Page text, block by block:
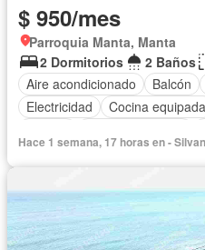
$ 950/mes
Parroquia Manta, Manta
2 Dormitorios
2 Baños
Aire acondicionado
Balcón
Electricidad
Cocina equipada
Gimnasio
Ascensor
Hace 1 semana, 17 horas en -